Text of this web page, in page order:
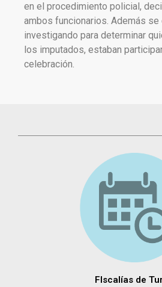
en el procedimiento policial,
ambos funcionarios. Además se
investigando para determinar
los imputados, estaban
celebración.
FIscalías de